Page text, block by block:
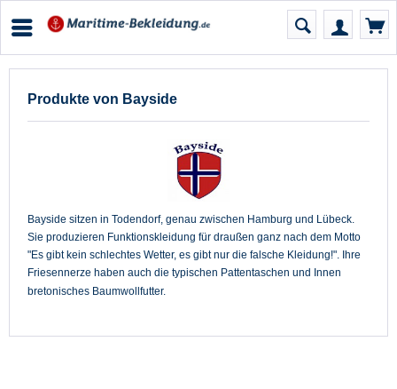
Produkte von Bayside
Bayside sitzen in Todendorf, genau zwischen Hamburg und Lübeck.
Sie produzieren Funktionskleidung für draußen ganz nach dem Motto
"Es gibt kein schlechtes Wetter, es gibt nur die falsche Kleidung!". Ihre
Friesennerze haben auch die typischen Pattentaschen und Innen
bretonisches Baumwollfutter.